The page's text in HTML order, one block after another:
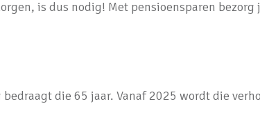
is dus nodig! Met pensioensparen bezorg
die 65 jaar. Vanaf 2025 wordt die